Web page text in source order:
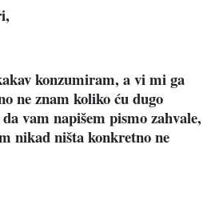
konzumiram, a vi mi ga
ne znam koliko ću dugo
vam napišem pismo zahvale,
nikad ništa konkretno ne